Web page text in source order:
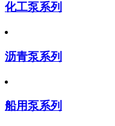
化工泵系列
沥青泵系列
船用泵系列